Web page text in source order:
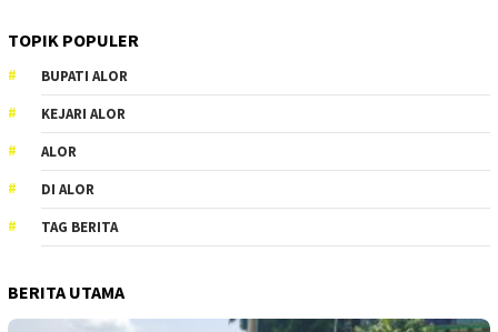
TOPIK POPULER
BUPATI ALOR
KEJARI ALOR
ALOR
DI ALOR
TAG BERITA
BERITA UTAMA